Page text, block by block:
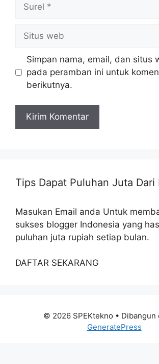
Situs
web
Simpan nama, email, dan situs
pada peramban ini untuk
berikutnya.
Tips Dapat Puluhan Juta Dari
Masukan Email anda Untuk
sukses blogger Indonesia yang
puluhan juta rupiah setiap bulan.
DAFTAR SEKARANG
© 2026 SPEKtekno • Dibangun
GeneratePress